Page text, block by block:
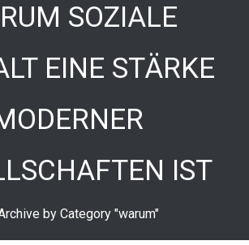
SOZIALE
EINE STÄRKE
IST
by Category "warum"